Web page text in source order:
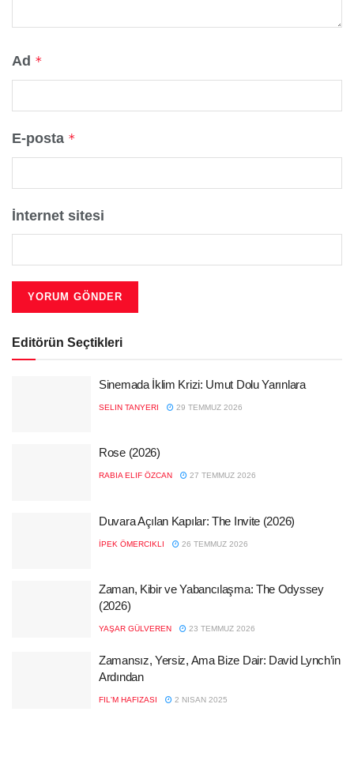
Ad *
E-posta *
İnternet sitesi
Editörün Seçtikleri
Sinemada İklim Krizi: Umut Dolu Yarınlara
SELIN TANYERI 29 TEMMUZ 2026
Rose (2026)
RABIA ELIF ÖZCAN 27 TEMMUZ 2026
Duvara Açılan Kapılar: The Invite (2026)
İPEK ÖMERCIKLI 26 TEMMUZ 2026
Zaman, Kibir ve Yabancılaşma: The Odyssey
(2026)
YAŞAR GÜLVEREN 23 TEMMUZ 2026
Zamansız, Yersiz, Ama Bize Dair: David Lynch’in
Ardından
FIL'M HAFIZASI 2 NISAN 2025